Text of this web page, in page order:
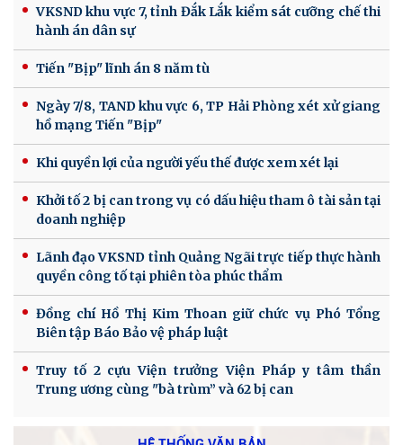
VKSND khu vực 7, tỉnh Đắk Lắk kiểm sát cưỡng chế thi
hành án dân sự
Tiến "Bịp" lĩnh án 8 năm tù
Ngày 7/8, TAND khu vực 6, TP Hải Phòng xét xử giang
hồ mạng Tiến "Bịp"
Khi quyền lợi của người yếu thế được xem xét lại
Khởi tố 2 bị can trong vụ có dấu hiệu tham ô tài sản tại
doanh nghiệp
Lãnh đạo VKSND tỉnh Quảng Ngãi trực tiếp thực hành
quyền công tố tại phiên tòa phúc thẩm
Đồng chí Hồ Thị Kim Thoan giữ chức vụ Phó Tổng
Biên tập Báo Bảo vệ pháp luật
Truy tố 2 cựu Viện trưởng Viện Pháp y tâm thần
Trung ương cùng "bà trùm” và 62 bị can